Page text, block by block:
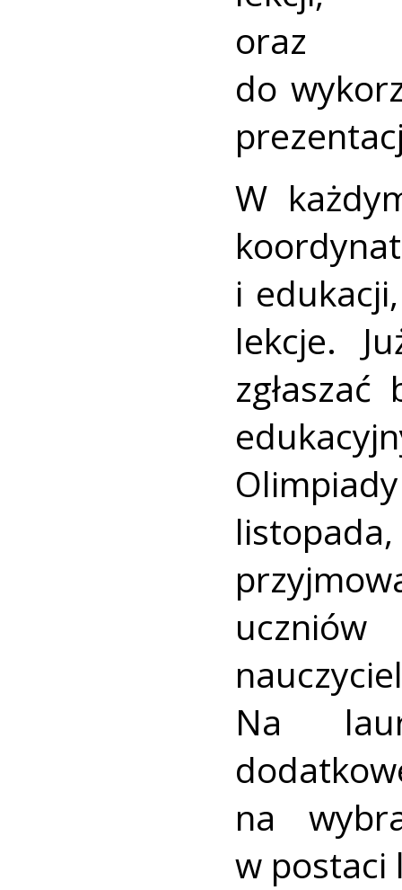
oraz
do
W
i
lekcje.
Na
na
w postaci